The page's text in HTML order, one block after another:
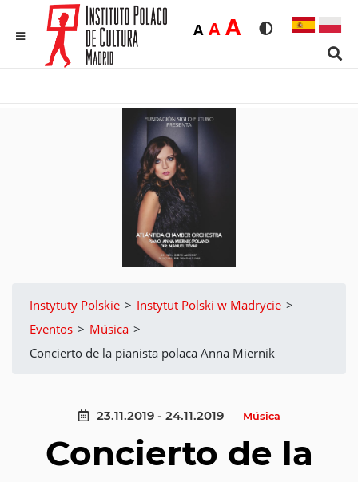
Rozmiar
ADomyślna
AŚrednia
ADużaWersja
Instytuty Polskie > Instytut Polski w Madrycie >
Eventos > Música >
Concierto de la pianista polaca Anna Miernik
23.11.2019 - 24.11.2019 Música
Concierto de la